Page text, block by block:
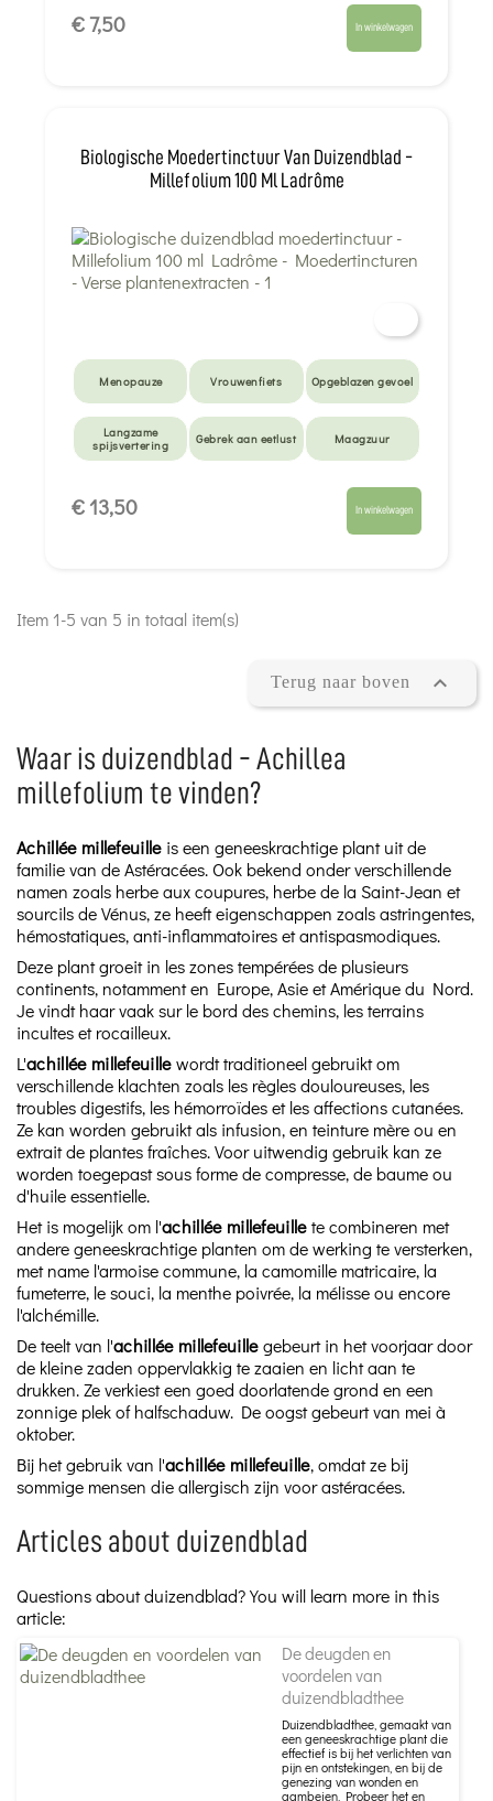
€ 7,50 In winkelwagen
Biologische Moedertinctuur Van Duizendblad -
Millefolium 100 Ml Ladrôme
Menopauze Vrouwenfiets Opgeblazen gevoel
Langzame
spijsvertering
Gebrek aan eetlust Maagzuur
€ 13,50 In winkelwagen
Item 1-5 van 5 in totaal item(s)
Terug naar boven 
Waar is duizendblad - Achillea
millefolium te vinden?
Achillée millefeuilleis een geneeskrachtige plant uit de
familie van de Astéracées. Ook bekend onder verschillende
namen zoals herbe aux coupures, herbe de la Saint-Jean et
sourcils de Vénus, ze heeft eigenschappen zoals astringentes,
hémostatiques, anti-inflammatoires et antispasmodiques.
Deze plant groeit in les zones tempérées de plusieurs
continents, notamment en Europe, Asie et Amérique du Nord.
Je vindt haar vaak sur le bord des chemins, les terrains
incultes et rocailleux.
L'achillée millefeuillewordt traditioneel gebruikt om
verschillende klachten zoals les règles douloureuses, les
troubles digestifs, les hémorroïdes et les affections cutanées.
Ze kan worden gebruikt als infusion, en teinture mère ou en
extrait de plantes fraîches. Voor uitwendig gebruik kan ze
worden toegepast sous forme de compresse, de baume ou
d'huile essentielle.
Het is mogelijk om l'achillée millefeuillete combineren met
andere geneeskrachtige planten om de werking te versterken,
met name l'armoise commune, la camomille matricaire, la
fumeterre, le souci, la menthe poivrée, la mélisse ou encore
l'alchémille.
De teelt van l'achillée millefeuillegebeurt in het voorjaar door
de kleine zaden oppervlakkig te zaaien en licht aan te
drukken. Ze verkiest een goed doorlatende grond en een
zonnige plek of halfschaduw. De oogst gebeurt van mei à
oktober.
Bij het gebruik van l'achillée millefeuille, omdat ze bij
sommige mensen die allergisch zijn voor astéracées.
Articles about duizendblad
Questions about duizendblad? You will learn more in this
article:
De deugden en
voordelen van
duizendbladthee
Duizendbladthee, gemaakt van
een geneeskrachtige plant die
effectief is bij het verlichten van
pijn en ontstekingen, en bij de
genezing van wonden en
aambeien. Probeer het en